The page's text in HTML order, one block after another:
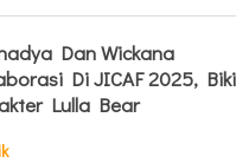
Dan Wickana
Di JICAF 2025,
Lulla Bear